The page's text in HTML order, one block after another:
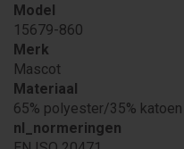
Model
15679-860
Merk
Mascot
Materiaal
65% polyester/35% katoen
nl_normeringen